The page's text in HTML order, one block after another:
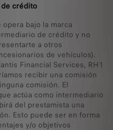
crédito
bajo la marca
de crédito y no
a otros
de vehículos).
Financial Services, RH1
recibir una comisión
comisión. El
actúa como intermediario
del prestamista una
Esto puede ser en forma
y/o objetivos